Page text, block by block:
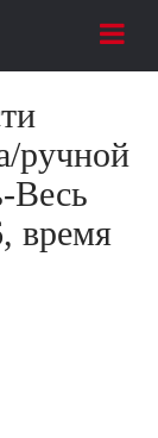
ручной
Весь
время